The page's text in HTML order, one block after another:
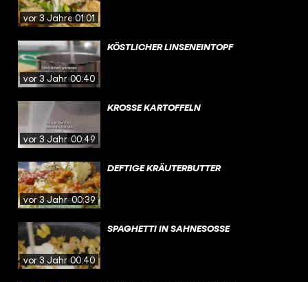
vor 3 Jahren01:01
vor 3 Jahren00:40
KÖSTLICHER LINSENEINTOPF
vor 3 Jahren00:49
KROSSE KARTOFFELN
vor 3 Jahren00:39
DEFTIGE KRÄUTERBUTTER
vor 3 Jahren00:40
SPAGHETTI IN SAHNESOSSE